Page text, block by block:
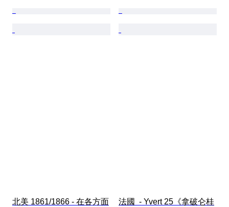
北美 1861/1866 - 在各方面
法國  - Yvert 25《拿破仑桂